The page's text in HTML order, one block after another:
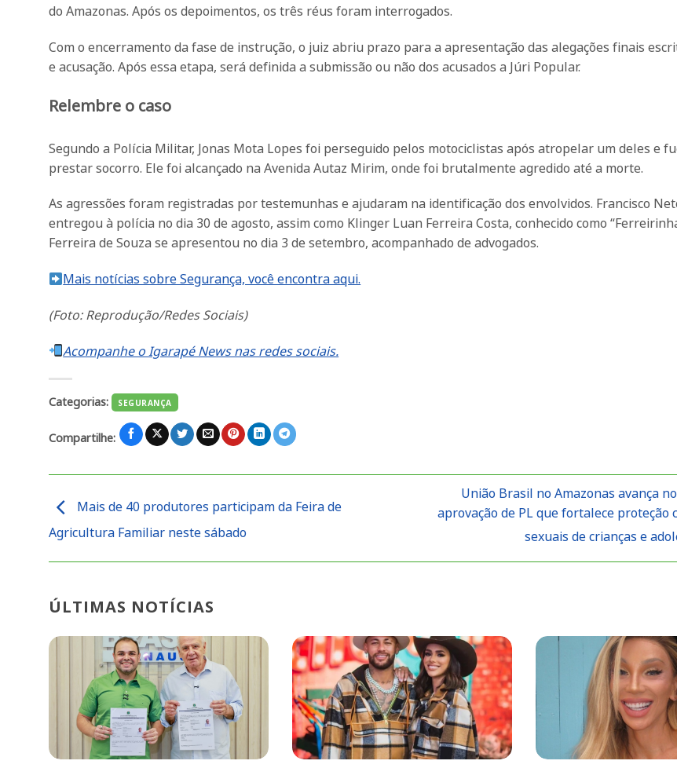
do Amazonas. Após os depoimentos, os três réus foram interrogados.
Com o encerramento da fase de instrução, o juiz abriu prazo para a apresentação das alegações finais
e acusação. Após essa etapa, será definida a submissão ou não dos acusados a Júri Popular.
Relembre o caso
Segundo a Polícia Militar, Jonas Mota Lopes foi perseguido pelos motociclistas após atropelar um deles e
prestar socorro. Ele foi alcançado na Avenida Autaz Mirim, onde foi brutalmente agredido até a morte.
As agressões foram registradas por testemunhas e ajudaram na identificação dos envolvidos. Francisco
entregou à polícia no dia 30 de agosto, assim como Klinger Luan Ferreira Costa, conhecido como
Ferreira de Souza se apresentou no dia 3 de setembro, acompanhado de advogados.
Mais notícias sobre Segurança, você encontra aqui.
(Foto: Reprodução/Redes Sociais)
Acompanhe o Igarapé News nas redes sociais.
Categorias: SEGURANÇA
Compartilhe:
Mais de 40 produtores participam da Feira de
Agricultura Familiar neste sábado
União Brasil no Amazonas avança
aprovação de PL que fortalece proteção
sexuais de crianças e
ÚLTIMAS NOTÍCIAS